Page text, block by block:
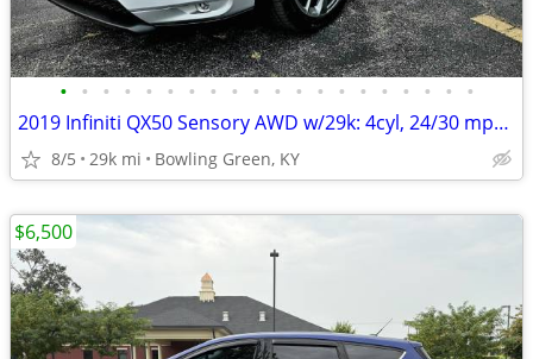
• • • • • • • • • • • • • • • • • • • •
2019 Infiniti QX50 Sensory AWD w/29k: 4cyl, 24/30 mpg, PANO roof!
8/5 29k mi Bowling Green, KY
$6,500